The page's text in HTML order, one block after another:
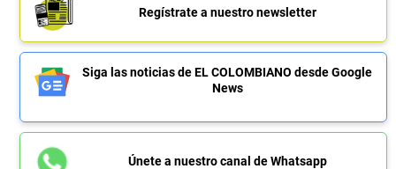
Regístrate a nuestro newsletter
Siga las noticias de EL COLOMBIANO desde Google
News
Únete a nuestro canal de Whatsapp